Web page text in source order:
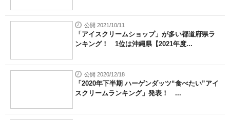
公開 2021/10/11
「アイスクリームショップ」が多い都道府県ラ
ンキング！ 1位は沖縄県【2021年度...
公開 2020/12/18
「2020年下半期 ハーゲンダッツ“食べたい”アイ
スクリームランキング」発表！ ...